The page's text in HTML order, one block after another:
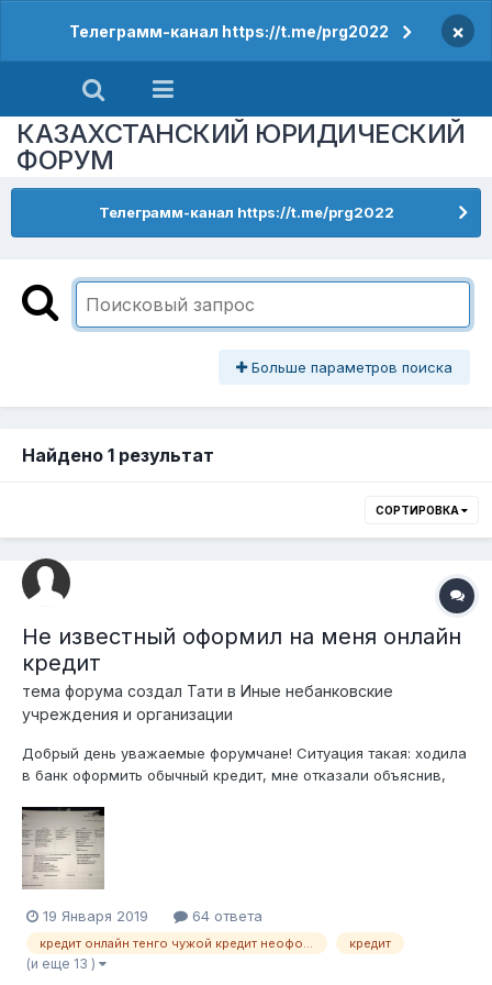
Телеграмм-канал https://t.me/prg2022 ×
КАЗАХСТАНСКИЙ ЮРИДИЧЕСКИЙ
ФОРУМ
Телеграмм-канал https://t.me/prg2022
Больше параметров поиска
Найдено 1 результат
СОРТИРОВКА
Не известный оформил на меня онлайн
кредит
тема форума создал Тати в Иные небанковские
учреждения и организации
Добрый день уважаемые форумчане! Ситуация такая: ходила
в банк оформить обычный кредит, мне отказали объяснив,
октября, на сумму 25 000тг, сейчас долго с просрочкой
около 50 000тг. (2 месяца просрочка). Распечатала в ЦОН
кредитную историю, дейст...
19 Января 2019 64 ответа
кредит
(и еще 13 )